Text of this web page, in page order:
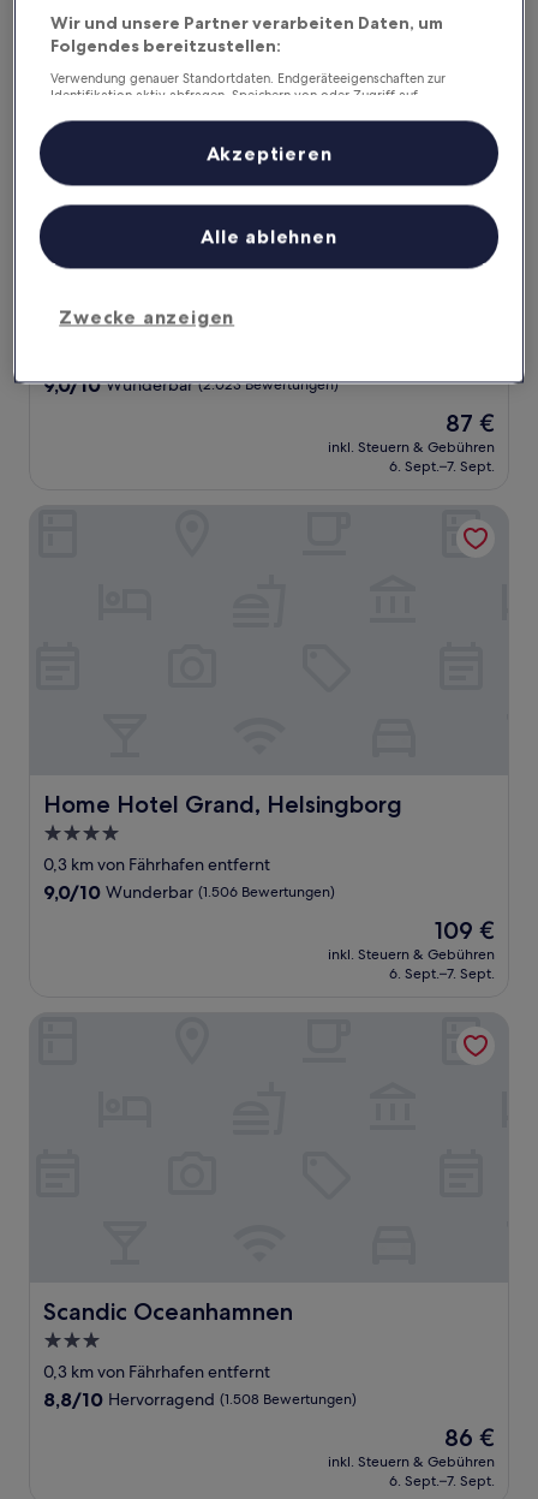
4.0-
Unterkunft
9.0
9,0/10 Wunderbar (2.023 Bewertungen)
Der
Preis
beträgt
87 €
inkl. Steuern & Gebühren
6. Sept.–7. Sept.
Home Hotel Grand, Helsingborg
Home Hotel Grand, Helsingborg
4.0-
Sterne-
Unterkunft
0,3 km von Fährhafen entfernt
9.0
9,0/10 Wunderbar (1.506 Bewertungen)
Der
Preis
beträgt
109 €
inkl. Steuern & Gebühren
6. Sept.–7. Sept.
Scandic Oceanhamnen
Scandic Oceanhamnen
3.0-
Sterne-
Unterkunft
0,3 km von Fährhafen entfernt
8.8
8,8/10 Hervorragend (1.508 Bewertungen)
Der
Preis
beträgt
86 €
inkl. Steuern & Gebühren
6. Sept.–7. Sept.
Wir und unsere Partner verarbeiten Daten, um
Folgendes bereitzustellen:
Verwendung genauer Standortdaten. Endgeräteeigenschaften zur
Identifikation aktiv abfragen. Speichern von oder Zugriff auf
Inhalte, Messung von Werbeleistung und der Performance von Inhalten,
Zielgruppenforschung sowie Entwicklung und Verbesserung von
Liste der Partner (Lieferanten)
Zwecke anzeigen
Alle ablehnen
Akzeptieren